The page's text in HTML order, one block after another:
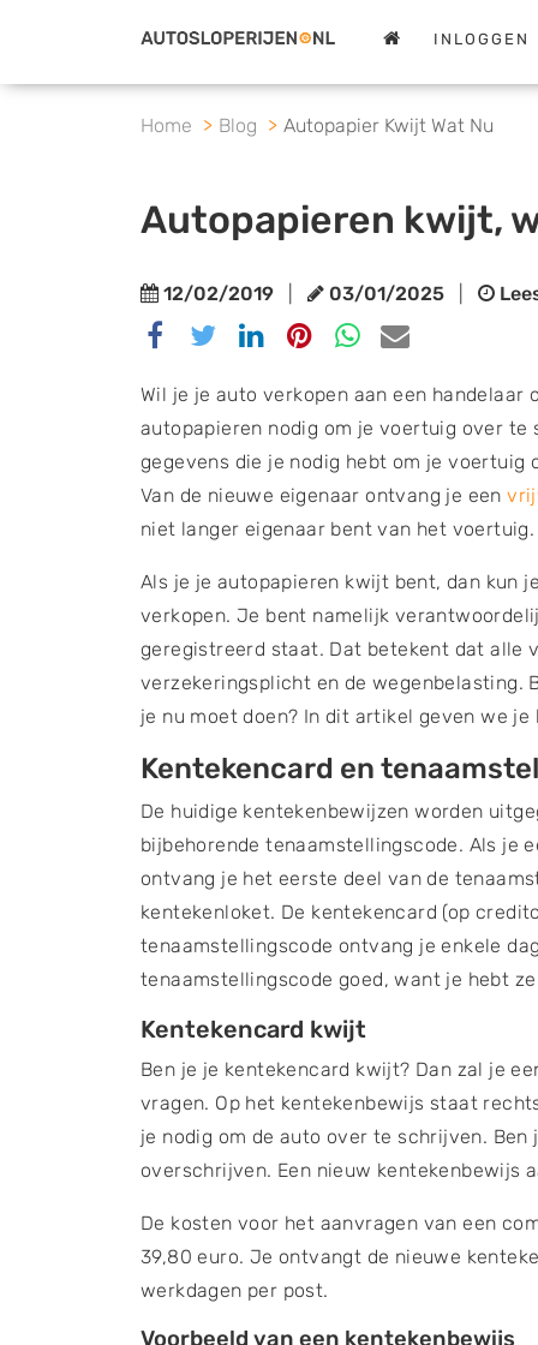
INLOGGEN
Home Blog Autopapier Kwijt Wat Nu
Autopapieren kwijt,
12/02/2019 03/01/2025
Delen
Facebook
Delen
Twitter
Delen
Linkedin
Delen
Pinterest
Delen
Whatsapp
Delen
email
Wil je je auto verkopen aan een handelaar
autopapieren nodig om je voertuig over
gegevens die je nodig hebt om je voertuig
Van de nieuwe eigenaar ontvang je een
niet langer eigenaar bent van het voertuig.
Als je je autopapieren kwijt bent, dan kun
verkopen. Je bent namelijk
geregistreerd staat. Dat betekent dat alle
verzekeringsplicht en de wegenbelasting.
je nu moet doen? In dit artikel geven we
Kentekencard en
De huidige kentekenbewijzen worden
bijbehorende tenaamstellingscode. Als je
ontvang je het eerste deel van de
kentekenloket. De kentekencard (op
tenaamstellingscode ontvang je enkele
tenaamstellingscode goed, want je hebt
Kentekencard kwijt
Ben je je kentekencard kwijt? Dan zal je
vragen. Op het kentekenbewijs staat
je nodig om de auto over te schrijven.
overschrijven. Een nieuw kentekenbewijs
De kosten voor het aanvragen van een
39,80 euro. Je ontvangt de nieuwe
werkdagen per post.
Voorbeeld van een kentekenbewijs